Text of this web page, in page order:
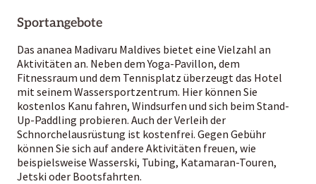
Sportangebote
Das ananea Madivaru Maldives bietet eine Vielzahl an
Aktivitäten an. Neben dem Yoga-Pavillon, dem
Fitnessraum und dem Tennisplatz überzeugt das Hotel
mit seinem Wassersportzentrum. Hier können Sie
kostenlos Kanu fahren, Windsurfen und sich beim Stand-
Up-Paddling probieren. Auch der Verleih der
Schnorchelausrüstung ist kostenfrei. Gegen Gebühr
können Sie sich auf andere Aktivitäten freuen, wie
beispielsweise Wasserski, Tubing, Katamaran-Touren,
Jetski oder Bootsfahrten.